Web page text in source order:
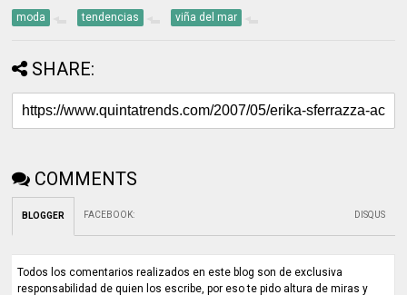
moda tendencias viña del mar
SHARE:
COMMENTS
BLOGGER FACEBOOK: DISQUS
Todos los comentarios realizados en este blog son de exclusiva
responsabilidad de quien los escribe, por eso te pido altura de miras y